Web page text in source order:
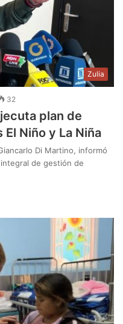
Zulia
32
plan de
Niño y La Niña
Di Martino, informó
de gestión de